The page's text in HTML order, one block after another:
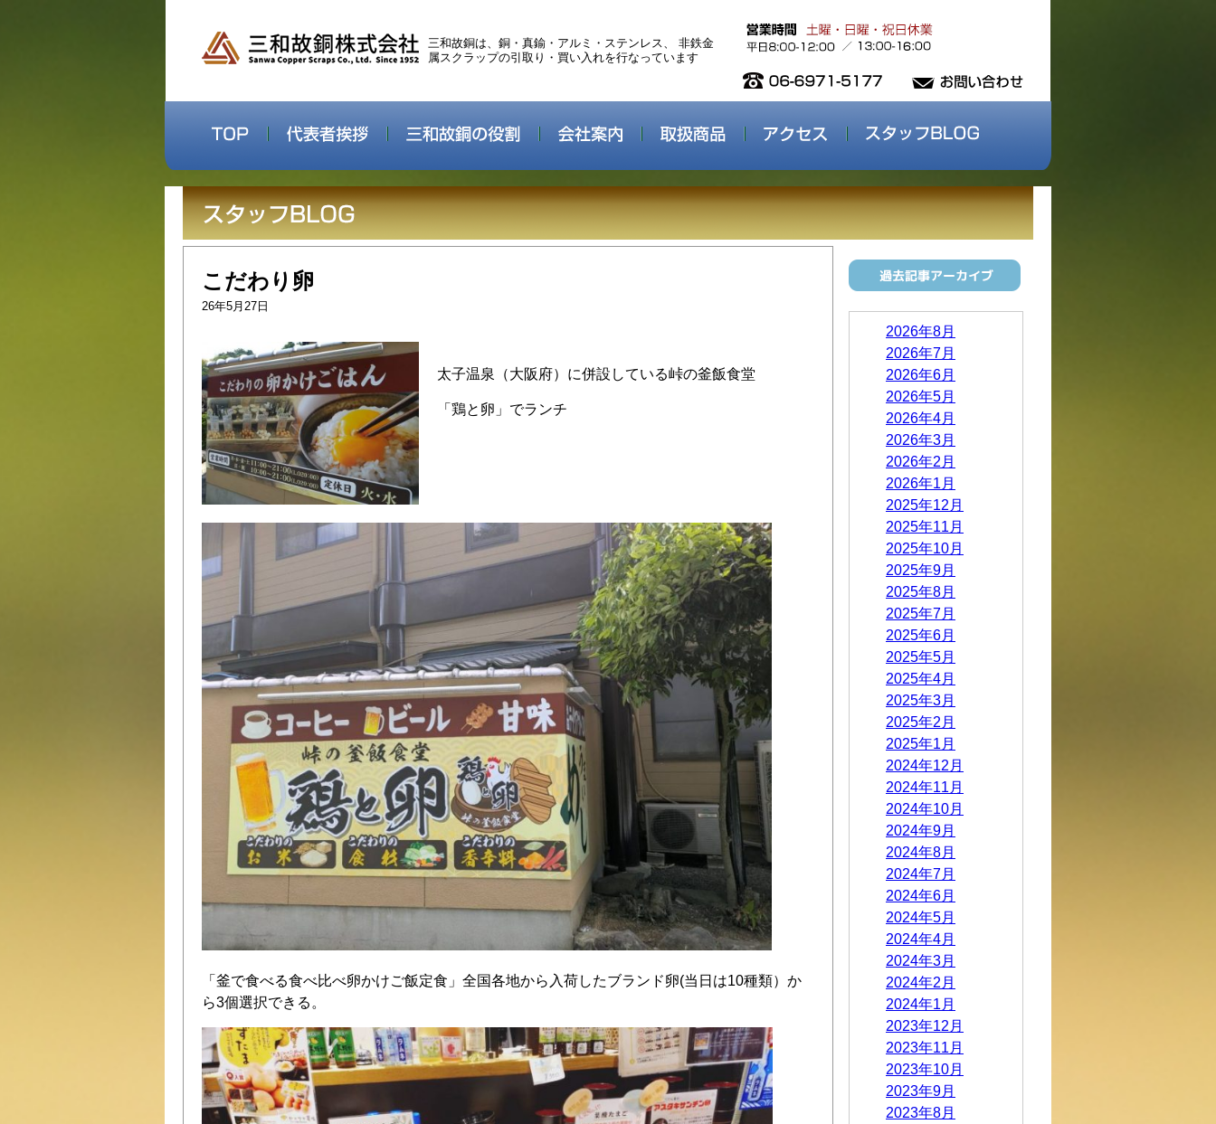
三和故銅は、銅・真鍮・アルミ・ステンレス、 非鉄金
属スクラップの引取り・買い入れを行なっています
こだわり卵
26年5月27日
太子温泉（大阪府）に併設している峠の釜飯食堂
「鶏と卵」でランチ
「釜で食べる食べ比べ卵かけご飯定食」全国各地から入荷したブランド卵(当日は10種類）か
ら3個選択できる。
2026年8月
2026年7月
2026年6月
2026年5月
2026年4月
2026年3月
2026年2月
2026年1月
2025年12月
2025年11月
2025年10月
2025年9月
2025年8月
2025年7月
2025年6月
2025年5月
2025年4月
2025年3月
2025年2月
2025年1月
2024年12月
2024年11月
2024年10月
2024年9月
2024年8月
2024年7月
2024年6月
2024年5月
2024年4月
2024年3月
2024年2月
2024年1月
2023年12月
2023年11月
2023年10月
2023年9月
2023年8月